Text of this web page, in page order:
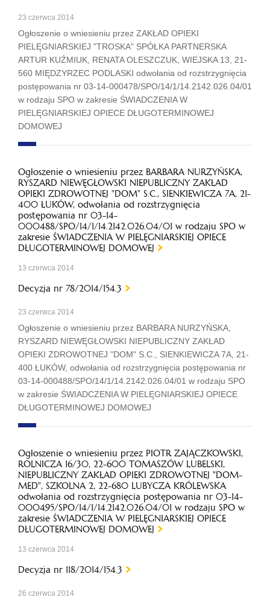
23 czerwca 2014
Ogłoszenie o wniesieniu przez ZAKŁAD OPIEKI
PIELĘGNIARSKIEJ "TROSKA" SPÓŁKA PARTNERSKA
ARTUR KUŹMIUK, RENATA OLESZCZUK, WIEJSKA 13, 21-
560 MIĘDZYRZEC PODLASKI odwołania od rozstrzygnięcia
postępowania nr 03-14-000478/SPO/14/1/14.2142.026.04/01
w rodzaju SPO w zakresie ŚWIADCZENIA W
PIELĘGNIARSKIEJ OPIECE DŁUGOTERMINOWEJ
DOMOWEJ
Ogłoszenie o wniesieniu przez BARBARA NURZYŃSKA,
RYSZARD NIEWĘGŁOWSKI NIEPUBLICZNY ZAKŁAD
OPIEKI ZDROWOTNEJ "DOM" S.C., SIENKIEWICZA 7A, 21-
400 ŁUKÓW, odwołania od rozstrzygnięcia
postępowania nr 03-14-
000488/SPO/14/1/14.2142.026.04/01 w rodzaju SPO w
zakresie ŚWIADCZENIA W PIELĘGNIARSKIEJ OPIECE
DŁUGOTERMINOWEJ DOMOWEJ
13 czerwca 2014
Decyzja nr 78/2014/154.3
23 czerwca 2014
Ogłoszenie o wniesieniu przez BARBARA NURZYŃSKA,
RYSZARD NIEWĘGŁOWSKI NIEPUBLICZNY ZAKŁAD
OPIEKI ZDROWOTNEJ "DOM" S.C., SIENKIEWICZA 7A, 21-
400 ŁUKÓW, odwołania od rozstrzygnięcia postępowania nr
03-14-000488/SPO/14/1/14.2142.026.04/01 w rodzaju SPO
w zakresie ŚWIADCZENIA W PIELĘGNIARSKIEJ OPIECE
DŁUGOTERMINOWEJ DOMOWEJ
Ogłoszenie o wniesieniu przez PIOTR ZAJĄCZKOWSKI,
ROLNICZA 16/30, 22-600 TOMASZÓW LUBELSKI,
NIEPUBLICZNY ZAKŁAD OPIEKI ZDROWOTNEJ "DOM-
MED", SZKOLNA 2, 22-680 LUBYCZA KRÓLEWSKA
odwołania od rozstrzygnięcia postępowania nr 03-14-
000495/SPO/14/1/14.2142.026.04/01 w rodzaju SPO w
zakresie ŚWIADCZENIA W PIELĘGNIARSKIEJ OPIECE
DŁUGOTERMINOWEJ DOMOWEJ
13 czerwca 2014
Decyzja nr 118/2014/154.3
26 czerwca 2014